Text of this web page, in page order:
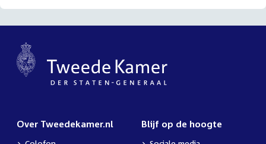
Over Tweedekamer.nl Blijf op de hoogte